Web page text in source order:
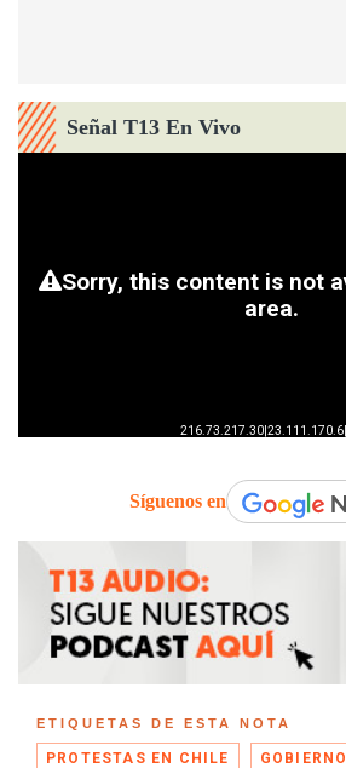
Señal T13 En Vivo
Síguenos en
ETIQUETAS DE ESTA NOTA
PROTESTAS EN CHILE GOBIERNO